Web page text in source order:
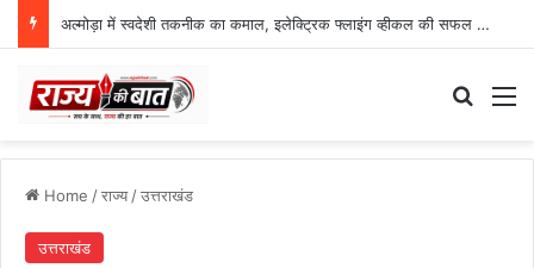
अल्मोड़ा में स्वदेशी तकनीक का कमाल, इलेक्ट्रिक फ्लाइंग व्हीकल की सफल ट्रायल उड़ान
Home /राज्य/उत्तराखंड
उत्तराखंड